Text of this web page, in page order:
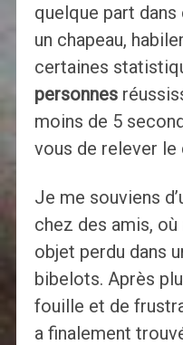
quelque part
un chapeau,
certaines
personnes
moins de 5
vous de relever le
Je me souviens
chez des amis,
objet perdu dans
bibelots. Après
fouille et de
a finalement